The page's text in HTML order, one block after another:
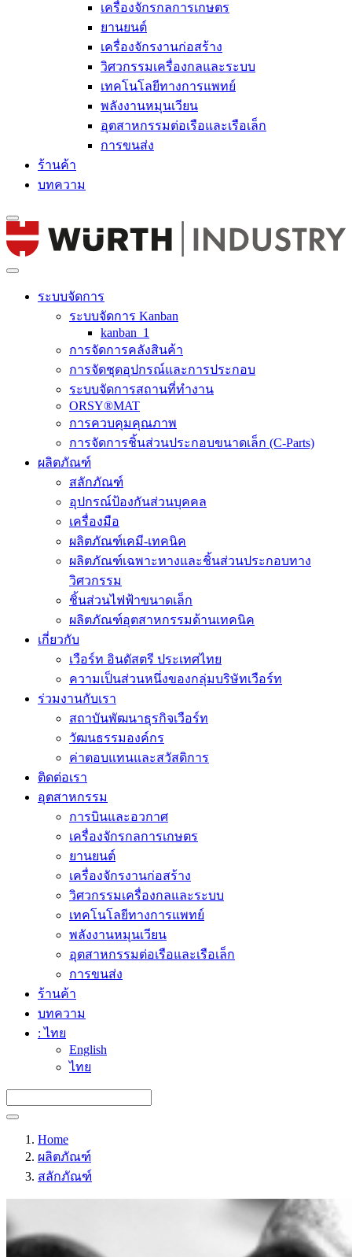
เครื่องจักรกลการเกษตร
ยานยนต์
เครื่องจักรงานก่อสร้าง
วิศวกรรมเครื่องกลและระบบ
เทคโนโลยีทางการแพทย์
พลังงานหมุนเวียน
อุตสาหกรรมต่อเรือและเรือเล็ก
การขนส่ง
ร้านค้า
บทความ
ระบบจัดการ
ระบบจัดการ Kanban
kanban_1
การจัดการคลังสินค้า
การจัดชุดอุปกรณ์และการประกอบ
ระบบจัดการสถานที่ทำงาน
ORSY®MAT
การควบคุมคุณภาพ
การจัดการชิ้นส่วนประกอบขนาดเล็ก (C-Parts)
ผลิตภัณฑ์
สลักภัณฑ์
อุปกรณ์ป้องกันส่วนบุคคล
เครื่องมือ
ผลิตภัณฑ์เคมี-เทคนิค
ผลิตภัณฑ์เฉพาะทางและชิ้นส่วนประกอบทาง
วิศวกรรม
ชิ้นส่วนไฟฟ้าขนาดเล็ก
ผลิตภัณฑ์อุตสาหกรรมด้านเทคนิค
เกี่ยวกับ
เวือร์ท อินดัสตรี ประเทศไทย
ความเป็นส่วนหนึ่งของกลุ่มบริษัทเวือร์ท
ร่วมงานกับเรา
สถาบันพัฒนาธุรกิจเวือร์ท
วัฒนธรรมองค์กร
ค่าตอบแทนและสวัสดิการ
ติดต่อเรา
อุตสาหกรรม
การบินและอวกาศ
เครื่องจักรกลการเกษตร
ยานยนต์
เครื่องจักรงานก่อสร้าง
วิศวกรรมเครื่องกลและระบบ
เทคโนโลยีทางการแพทย์
พลังงานหมุนเวียน
อุตสาหกรรมต่อเรือและเรือเล็ก
การขนส่ง
ร้านค้า
บทความ
: ไทย
English
ไทย
Home
ผลิตภัณฑ์
สลักภัณฑ์